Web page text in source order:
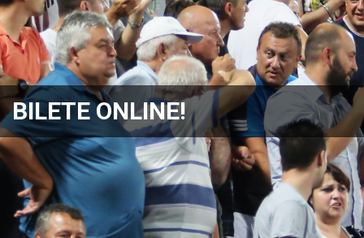
BILETE ONLINE!